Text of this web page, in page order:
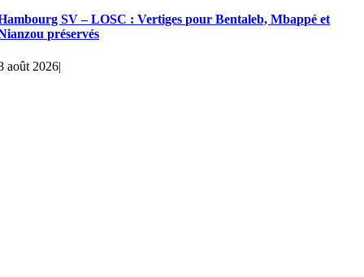
SV – LOSC : Vertiges pour Bentaleb, Mbappé et
préservés
août 2026|